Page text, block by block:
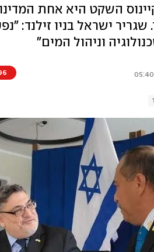
השקט היא אחת
בלבד. שגריר ישראל בניו
וניהול המים"
96